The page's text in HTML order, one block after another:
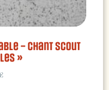
– chant scout
»